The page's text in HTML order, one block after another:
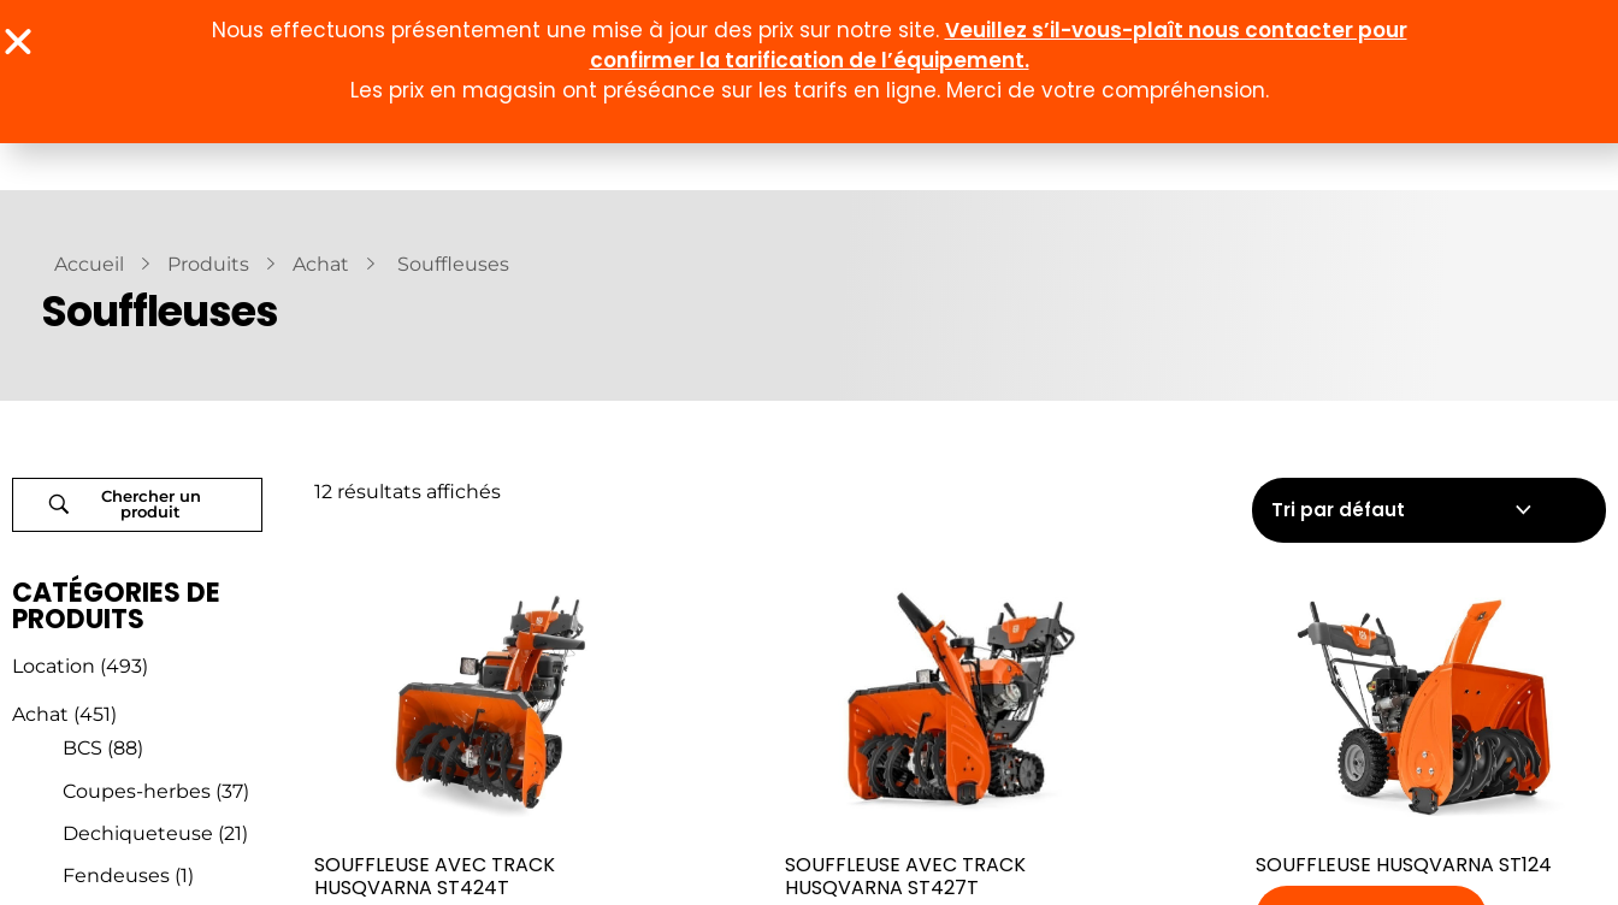
À propos Boutique Documentation Formulaires Promotion et rabais Emploi
Accueil Produits Achat Souffleuses
Souffleuses
Chercher un
produit
CATÉGORIES DE
PRODUITS
Location (493)
Achat (451)
BCS (88)
Coupes-herbes (37)
Dechiqueteuse (21)
Fendeuses (1)
12 résultats affichés
SOUFFLEUSE AVEC TRACK
HUSQVARNA ST424T
SOUFFLEUSE AVEC TRACK
HUSQVARNA ST427T
SOUFFLEUSE HUSQVARNA ST124
Nous effectuons présentement une mise à jour des prix sur notre site. Veuillez s’il-vous-plaît nous contacter pour
confirmer la tarification de l’équipement.
Les prix en magasin ont préséance sur les tarifs en ligne. Merci de votre compréhension.